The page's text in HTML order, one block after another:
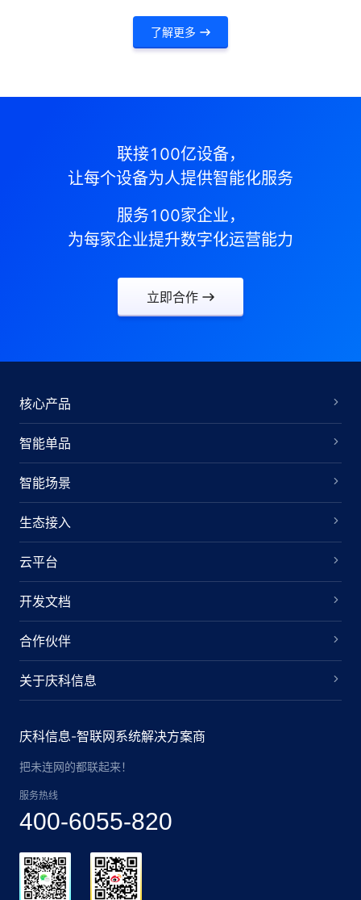
了解更多
联接100亿设备，
让每个设备为人提供智能化服务
服务100家企业，
为每家企业提升数字化运营能力
立即合作
核心产品
智能单品
智能场景
生态接入
云平台
开发文档
合作伙伴
关于庆科信息
庆科信息-智联网系统解决方案商
把未连网的都联起来！
服务热线
400-6055-820